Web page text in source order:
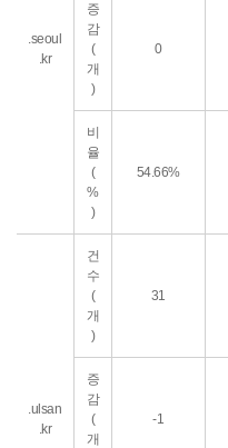
.seoul
.kr
증
감
(
개
)
0
비
율
(
%
)
54.66%
.ulsan
.kr
건
수
(
개
)
31
증
감
(
개
-1